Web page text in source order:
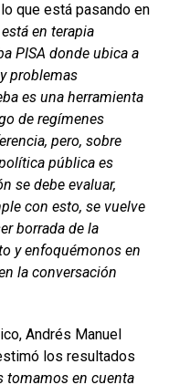
que está pasando en
en terapia
PISA donde ubica a
problemas
es una herramienta
de regímenes
pero, sobre
pública es
se debe evaluar,
con esto, se vuelve
borrada de la
y enfoquémonos en
la conversación
Andrés Manuel
los resultados
tomamos en cuenta